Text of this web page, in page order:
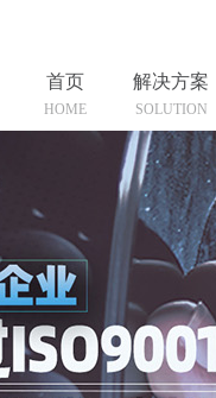
首页
HOME
解决方案
SOLUTION